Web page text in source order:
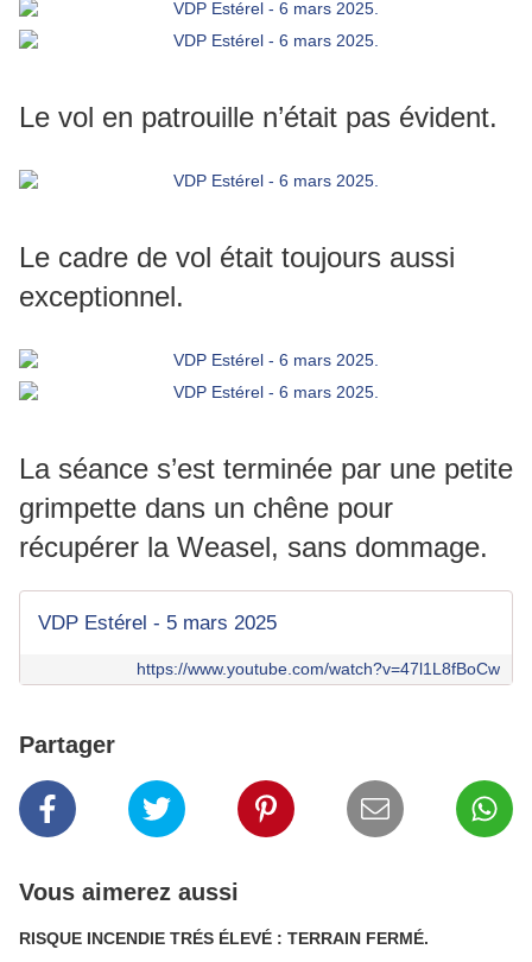
Le vol en patrouille n’était pas évident.
Le cadre de vol était toujours aussi
exceptionnel.
La séance s’est terminée par une petite
grimpette dans un chêne pour
récupérer la Weasel, sans dommage.
VDP Estérel - 5 mars 2025
https://www.youtube.com/watch?v=47l1L8fBoCw
Partager
Vous aimerez aussi
RISQUE INCENDIE TRÉS ÉLEVÉ : TERRAIN FERMÉ.